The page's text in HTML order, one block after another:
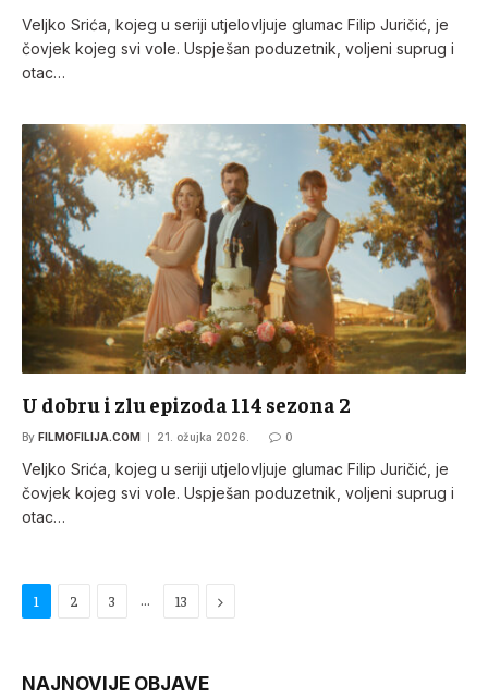
Veljko Srića, kojeg u seriji utjelovljuje glumac Filip Juričić, je
čovjek kojeg svi vole. Uspješan poduzetnik, voljeni suprug i
otac…
U dobru i zlu epizoda 114 sezona 2
By FILMOFILIJA.COM 21. ožujka 2026. 0
Veljko Srića, kojeg u seriji utjelovljuje glumac Filip Juričić, je
čovjek kojeg svi vole. Uspješan poduzetnik, voljeni suprug i
otac…
1 2 3 … 13 Next
NAJNOVIJE OBJAVE